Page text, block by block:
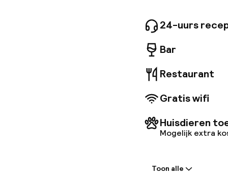
24-uurs
Bar
Restaurant
Gratis wifi
Huisdieren
Mogelijk extra
Toon alle